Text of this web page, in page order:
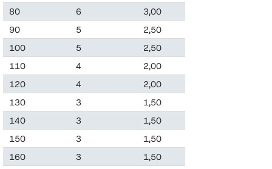
80
6 3,00
90
5 2,50
100
5 2,50
110
4 2,00
120
4 2,00
130
3 1,50
140
3 1,50
150
3 1,50
160
3 1,50